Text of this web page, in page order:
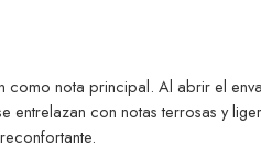
nota principal. Al abrir el
entrelazan con notas terrosas y